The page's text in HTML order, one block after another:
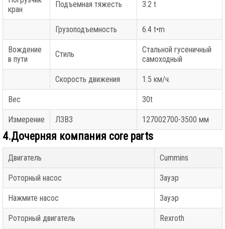
кран
Подъемная тяжесть 3.2 t
Грузоподъемность 6.4 t•m
Вождение
в пути
Стиль
Стальной гусеничный
самоходный
Скорость движения 1.5 км/ч.
Вес 30t
Измерение ЛЗВЗ 127002700-3500 мм
4.Дочерняя компания core parts
Двигатель Cummins
Роторный насос Зауэр
Нажмите насос Зауэр
Роторный двигатель Rexroth